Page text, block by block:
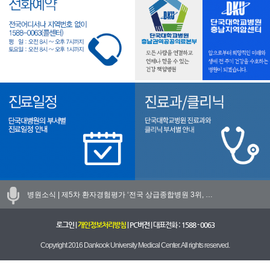
병원소식 | 제5차 환자경험평가 ‘전국 상급종합병원 3위, …
로그인| 개인정보처리방침| PC버전| 대표전화 : 1588 - 0063
Copyright 2016 Dankook University Medical Center. All rights reserved.